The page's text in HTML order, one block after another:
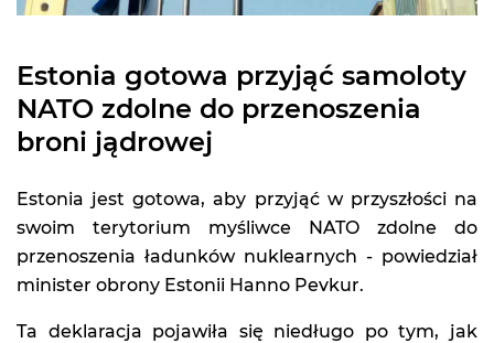
Estonia gotowa przyjąć samoloty
NATO zdolne do przenoszenia
broni jądrowej
Estonia jest gotowa, aby przyjąć w przyszłości na
swoim terytorium myśliwce NATO zdolne do
przenoszenia ładunków nuklearnych - powiedział
minister obrony Estonii Hanno Pevkur.
Ta deklaracja pojawiła się niedługo po tym, jak